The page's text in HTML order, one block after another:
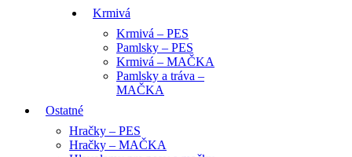
Krmivá
Krmivá – PES
Pamlsky – PES
Krmivá – MAČKA
Pamlsky a tráva –
MAČKA
Ostatné
Hračky – PES
Hračky – MAČKA